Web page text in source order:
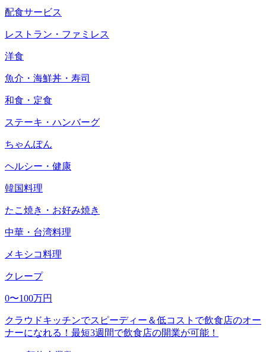
配食サービス
レストラン・ファミレス
洋食
魚介・海鮮丼・寿司
和食・定食
ステーキ・ハンバーグ
ちゃんぽん
ヘルシー・健康
韓国料理
たこ焼き・お好み焼き
中華・台湾料理
メキシコ料理
クレープ
0〜100万円
クラウドキッチンでスピーディー＆低コストで飲食店のオー
ナーになれる！最短3週間で飲食店の開業が可能！